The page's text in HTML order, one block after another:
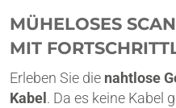
MÜHELOSES
MIT
Erleben Sie die nahtlose
Kabel . Da es keine Kabel